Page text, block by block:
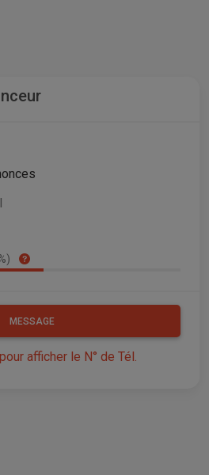
MESSAGE
afficher le N° de Tél.